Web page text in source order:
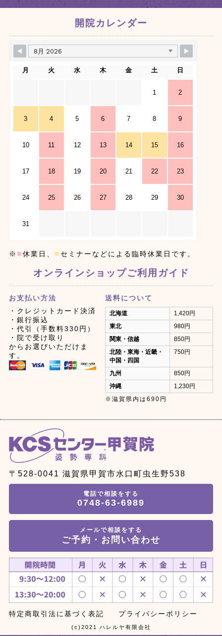
開院カレンダー
月 火 水 木 金 土 日
1 2
3 4 5 6 7 8 9
10 11 12 13 14 15 16
17 18 19 20 21 22 23
24 25 26 27 28 29 30
31
※ ■ 休業日、 ■ セミナーなどによる臨時休業日です。
オンラインショップご利用ガイド
お支払い方法
・クレジットカード決済
・銀行振込
・代引（手数料330円）
・院で受け取り
からお選びいただけま
す。
送料について
北海道
1,420円
東北
980円
関東・信越
850円
北陸・東海・近畿・
中国・四国
750円
九州
850円
沖縄
1,230円
※滋賀県内は690円
〒528-0041 滋賀県甲賀市水口町虫生野538
電話で相談をする
0748-63-6989
メールで相談をする
ご予約・お問い合わせ
特定商取引法に基づく表記 プライバシーポリシー
(c)2021 ハレルヤ有限会社